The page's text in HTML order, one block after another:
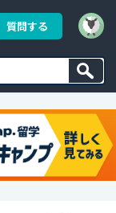
質問する